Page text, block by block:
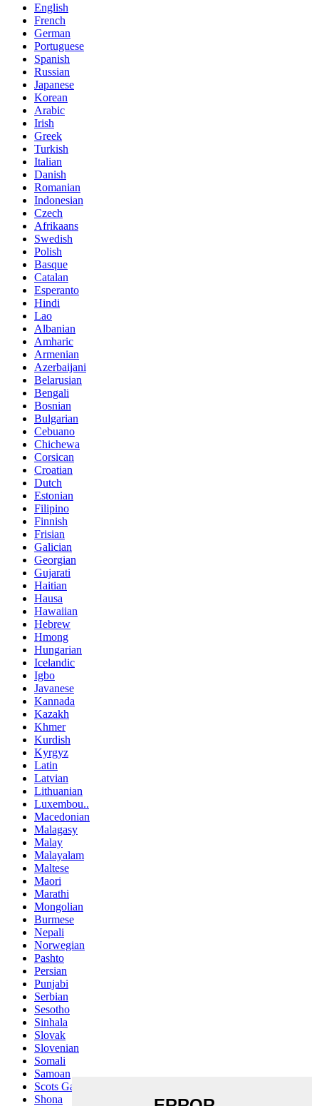
English
French
German
Portuguese
Spanish
Russian
Japanese
Korean
Arabic
Irish
Greek
Turkish
Italian
Danish
Romanian
Indonesian
Czech
Afrikaans
Swedish
Polish
Basque
Catalan
Esperanto
Hindi
Lao
Albanian
Amharic
Armenian
Azerbaijani
Belarusian
Bengali
Bosnian
Bulgarian
Cebuano
Chichewa
Corsican
Croatian
Dutch
Estonian
Filipino
Finnish
Frisian
Galician
Georgian
Gujarati
Haitian
Hausa
Hawaiian
Hebrew
Hmong
Hungarian
Icelandic
Igbo
Javanese
Kannada
Kazakh
Khmer
Kurdish
Kyrgyz
Latin
Latvian
Lithuanian
Luxembou..
Macedonian
Malagasy
Malay
Malayalam
Maltese
Maori
Marathi
Mongolian
Burmese
Nepali
Norwegian
Pashto
Persian
Punjabi
Serbian
Sesotho
Sinhala
Slovak
Slovenian
Somali
Samoan
Scots Gaelic
Shona